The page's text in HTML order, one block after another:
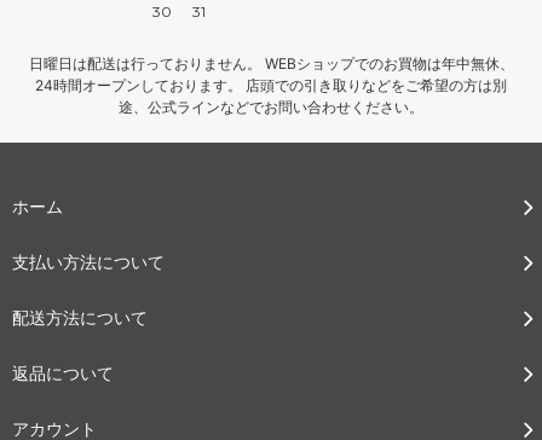
30
31
日曜日は配送は行っておりません。 WEBショップでのお買物は年中無休、
24時間オープンしております。 店頭での引き取りなどをご希望の方は別
途、公式ラインなどでお問い合わせください。
ホーム
支払い方法について
配送方法について
返品について
アカウント